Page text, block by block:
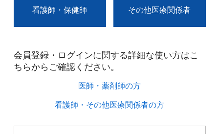
看護師・保健師 その他医療関係者
会員登録・ログインに関する詳細な使い方はこ
ちらからご確認ください。​
医師・薬剤師の方​
看護師・その他医療関係者の方​